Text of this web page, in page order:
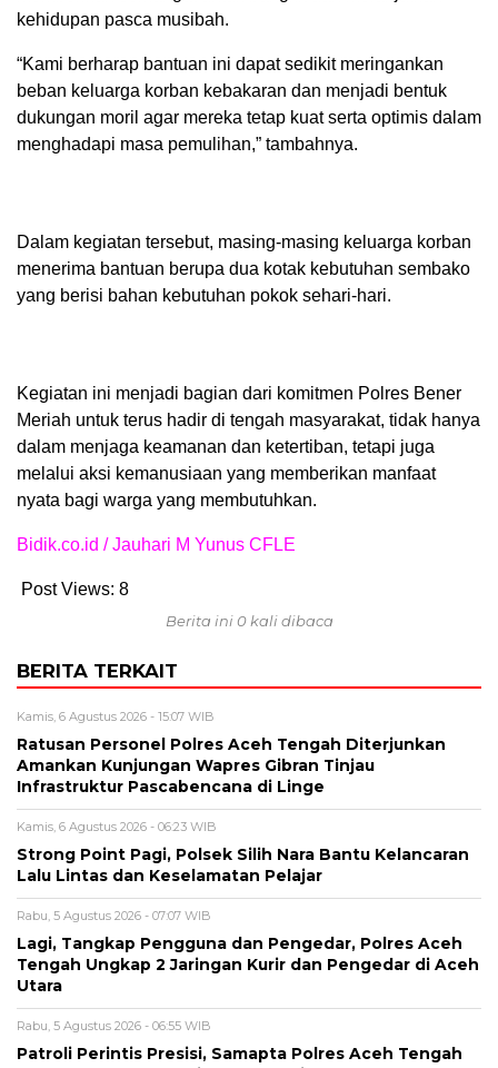
kehidupan pasca musibah.
“Kami berharap bantuan ini dapat sedikit meringankan
beban keluarga korban kebakaran dan menjadi bentuk
dukungan moril agar mereka tetap kuat serta optimis dalam
menghadapi masa pemulihan,” tambahnya.
Dalam kegiatan tersebut, masing-masing keluarga korban
menerima bantuan berupa dua kotak kebutuhan sembako
yang berisi bahan kebutuhan pokok sehari-hari.
Kegiatan ini menjadi bagian dari komitmen Polres Bener
Meriah untuk terus hadir di tengah masyarakat, tidak hanya
dalam menjaga keamanan dan ketertiban, tetapi juga
melalui aksi kemanusiaan yang memberikan manfaat
nyata bagi warga yang membutuhkan.
Bidik.co.id / Jauhari M Yunus CFLE
Post Views: 8
Berita ini 0 kali dibaca
BERITA TERKAIT
Kamis, 6 Agustus 2026 - 15:07 WIB
Ratusan Personel Polres Aceh Tengah Diterjunkan
Amankan Kunjungan Wapres Gibran Tinjau
Infrastruktur Pascabencana di Linge
Kamis, 6 Agustus 2026 - 06:23 WIB
Strong Point Pagi, Polsek Silih Nara Bantu Kelancaran
Lalu Lintas dan Keselamatan Pelajar
Rabu, 5 Agustus 2026 - 07:07 WIB
Lagi, Tangkap Pengguna dan Pengedar, Polres Aceh
Tengah Ungkap 2 Jaringan Kurir dan Pengedar di Aceh
Utara
Rabu, 5 Agustus 2026 - 06:55 WIB
Patroli Perintis Presisi, Samapta Polres Aceh Tengah